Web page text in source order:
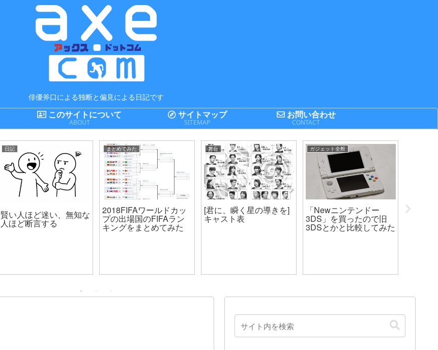
俳優斧口による独断と偏見による日記です
このサイトについて
ABOUT
サイトマップ
SITEMAP
お問い合わせ
CONTACT
日記
賢い人ほど迷い、無知な
人ほど断言する
まとめてみた
2018FIFAワールドカッ
プの出場国のFIFAラン
キングをまとめてみた
舞台
[君に、瞬く星の導きを]
キャスト表
ガジェット全般
「Newニンテンドー
3DS」を買ったので旧
3DSとかと比較してみた
【明日